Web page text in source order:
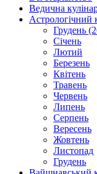
Ведична
Астрологічний
Грудень
Січень
Лютий
Березень
Квітень
Травень
Червень
Липень
Серпень
Вересень
Жовтень
Листопад
Грудень